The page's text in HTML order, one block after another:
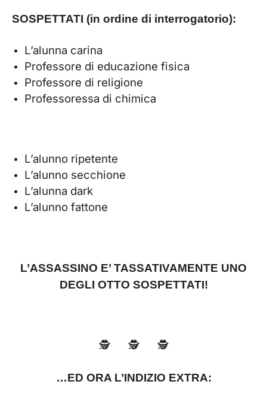
SOSPETTATI (in ordine di interrogatorio):
L’alunna carina
Professore di educazione fisica
Professore di religione
Professoressa di chimica
L’alunno ripetente
L’alunno secchione
L’alunna dark
L’alunno fattone
L’ASSASSINO E’ TASSATIVAMENTE UNO
DEGLI OTTO SOSPETTATI!
🕵️ 🕵️ 🕵️
…ED ORA L’INDIZIO EXTRA: